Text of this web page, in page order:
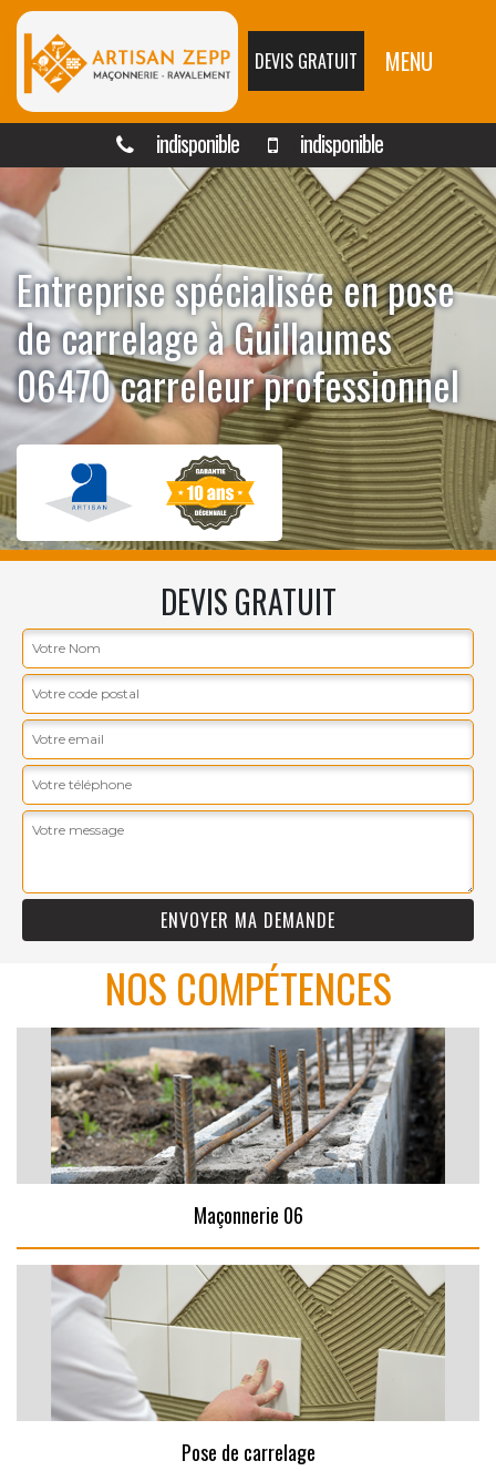
DEVIS GRATUIT MENU
indisponible indisponible
Entreprise spécialisée en pose
de carrelage à Guillaumes
06470 carreleur professionnel
DEVIS GRATUIT
NOS COMPÉTENCES
Maçonnerie 06
Pose de carrelage